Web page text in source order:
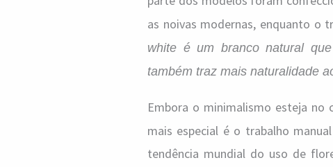
as noivas modernas, enquanto o
white é um branco natural
também traz mais naturalidade
Embora o minimalismo esteja
mais especial é o trabalho
tendência mundial do uso de